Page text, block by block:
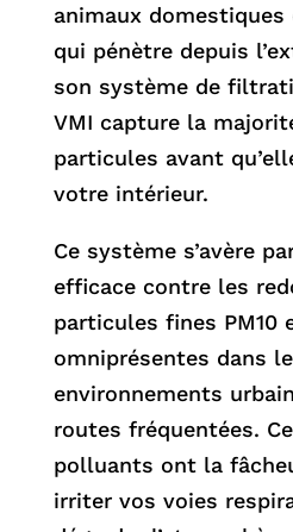
animaux domestiques
qui pénètre depuis
son système de
VMI capture la
particules avant
votre intérieur.
Ce système s’avère
efficace contre les
particules fines PM10
omniprésentes dans
environnements
routes fréquentées.
polluants ont la
irriter vos voies